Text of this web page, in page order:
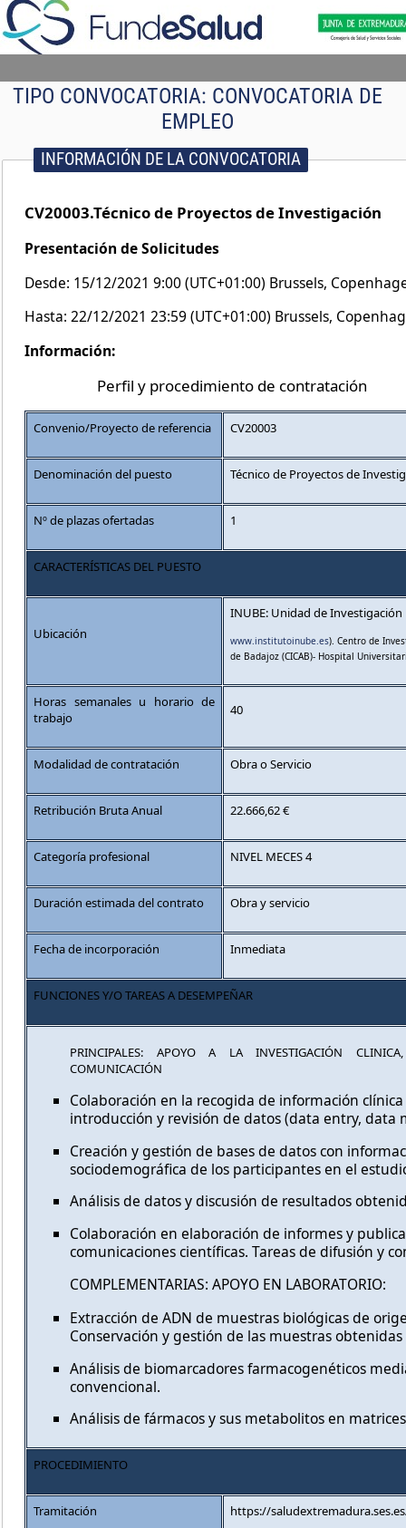
TIPO CONVOCATORIA: CONVOCATORIA DE
EMPLEO
INFORMACIÓN DE LA CONVOCATORIA
CV20003.Técnico de Proyectos de Investigación
Presentación de Solicitudes
Desde: 15/12/2021 9:00 (UTC+01:00) Brussels,
Hasta: 22/12/2021 23:59 (UTC+01:00) Brussels,
Información:
Perfil y procedimiento de contratación
Convenio/Proyecto de referencia CV20003
Denominación del puesto Técnico de Proyectos de
Nº de plazas ofertadas 1
CARACTERÍSTICAS DEL PUESTO
Ubicación
INUBE: Unidad de
www.institutoinube.es). Centro de
de Badajoz (CICAB)- Hospital
Horas semanales u horario de
trabajo
40
Modalidad de contratación Obra o Servicio
Retribución Bruta Anual 22.666,62 €
Categoría profesional NIVEL MECES 4
Duración estimada del contrato Obra y servicio
Fecha de incorporación Inmediata
FUNCIONES Y/O TAREAS A DESEMPEÑAR
PRINCIPALES: APOYO A LA INVESTIGACIÓN
COMUNICACIÓN
Colaboración en la recogida de información
introducción y revisión de datos (data entry, data
Creación y gestión de bases de datos con
sociodemográfica de los participantes en el
Análisis de datos y discusión de resultados
Colaboración en elaboración de informes y
comunicaciones científicas. Tareas de difusión y
COMPLEMENTARIAS: APOYO EN LABORATORIO:
Extracción de ADN de muestras biológicas de
Conservación y gestión de las muestras obtenidas
Análisis de biomarcadores farmacogenéticos
convencional.
Análisis de fármacos y sus metabolitos en
PROCEDIMIENTO
Tramitación https://